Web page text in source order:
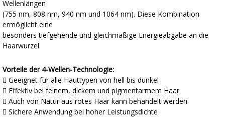
Wellenlängen
(755 nm, 808 nm, 940 nm und 1064 nm). Diese Kombination
ermöglicht eine
besonders tiefgehende und gleichmäßige Energieabgabe an die
Haarwurzel.
Vorteile der 4-Wellen-Technologie:
 Geeignet für alle Hauttypen von hell bis dunkel
 Effektiv bei feinem, dickem und pigmentarmem Haar
 Auch von Natur aus rotes Haar kann behandelt werden
 Sichere Anwendung bei hoher Leistungsdichte